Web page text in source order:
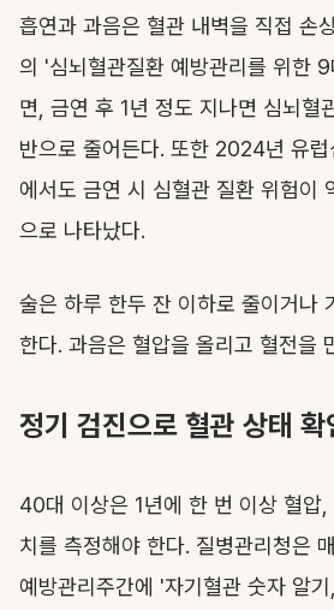
흡연과 과음은 혈관 내벽을 직접 손
의 '심뇌혈관질환 예방관리를 위한
면, 금연 후 1년 정도 지나면 심뇌혈
반으로 줄어든다. 또한 2024년 유
에서도 금연 시 심혈관 질환 위험이
으로 나타났다.
술은 하루 한두 잔 이하로 줄이거나
한다. 과음은 혈압을 올리고 혈전을
정기 검진으로 혈관 상태 확
40대 이상은 1년에 한 번 이상 혈압
치를 측정해야 한다. 질병관리청은
예방관리주간에 '자기혈관 숫자 알